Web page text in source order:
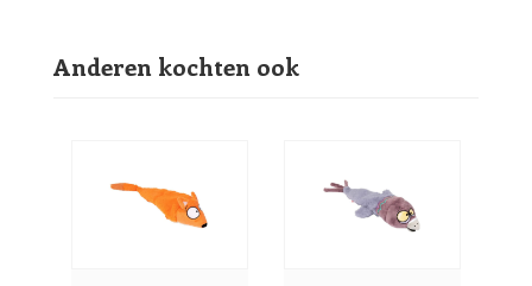
Anderen kochten ook